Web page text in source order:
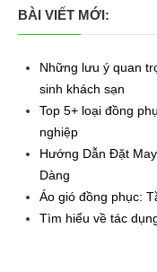
BÀI VIẾT MỚI:
Những lưu ý quan
sinh khách sạn
Top 5+ loại đồng
nghiệp
Hướng Dẫn Đặt
Dàng
Áo gió đồng phục:
Tìm hiểu về tác